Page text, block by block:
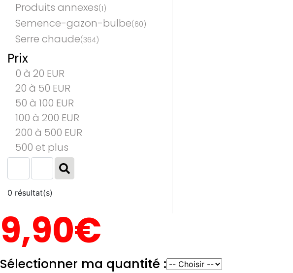
Produits annexes(1)
Semence-gazon-bulbe(60)
Serre chaude(364)
Prix
0 à 20 EUR
20 à 50 EUR
50 à 100 EUR
100 à 200 EUR
200 à 500 EUR
500 et plus
0 résultat(s)
9,90€
Sélectionner ma quantité :